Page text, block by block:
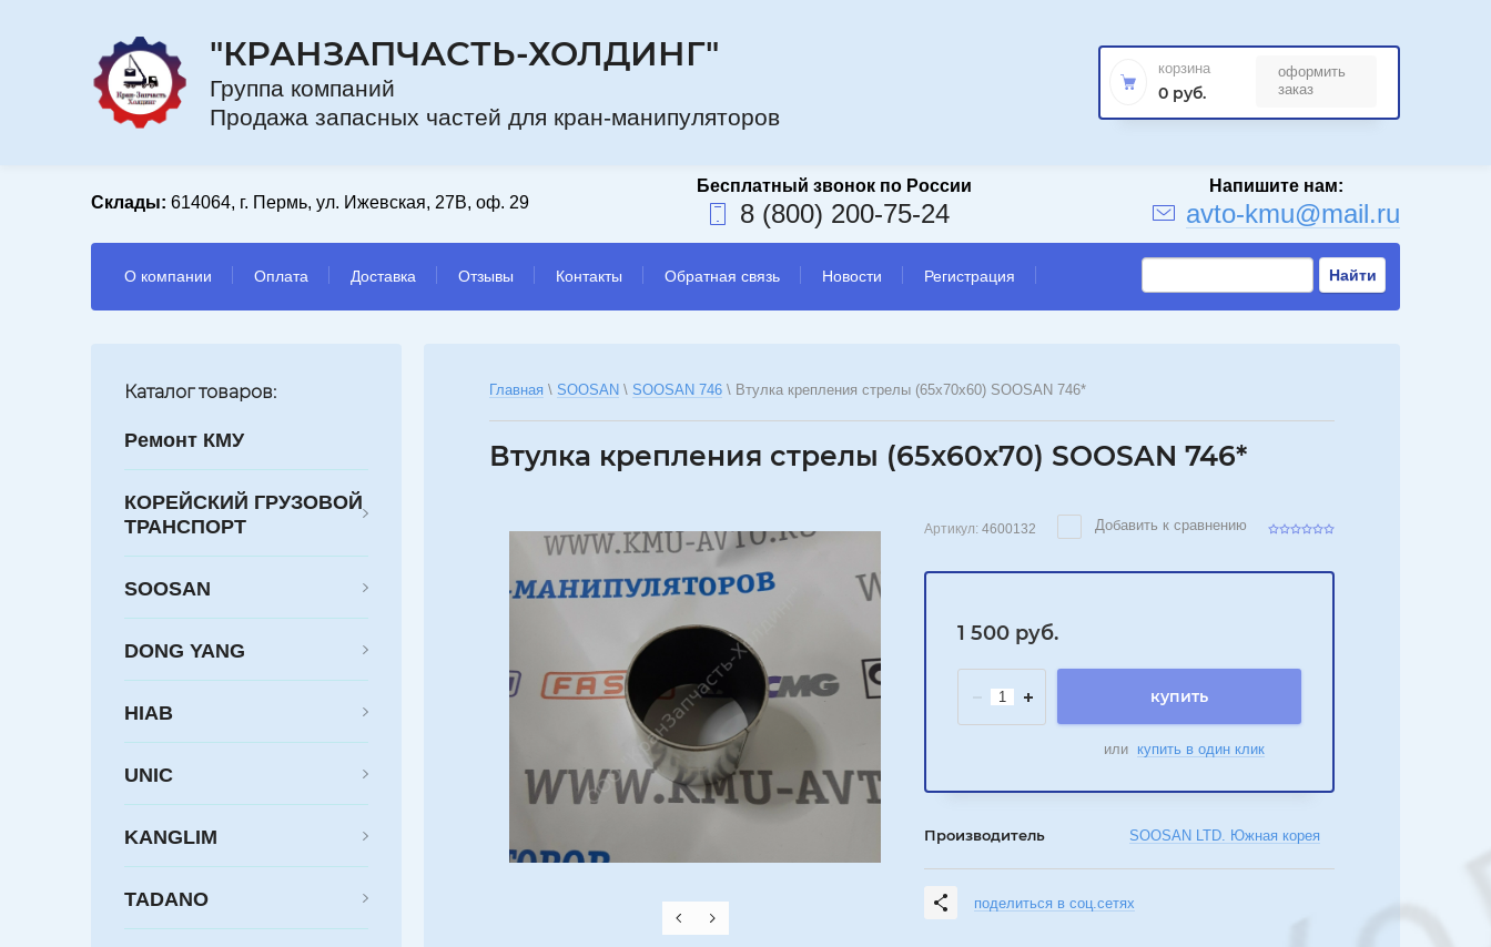
"КРАНЗАПЧАСТЬ-ХОЛДИНГ"
Группа компаний
Продажа запасных частей для кран-манипуляторов
корзина
0 руб.
оформить
заказ
Склады: 614064, г. Пермь, ул. Ижевская, 27В, оф. 29 8 (800) 200-75-24 avto-kmu@mail.ru
Найти
О компании Оплата Доставка Отзывы Контакты Обратная связь Новости Регистрация
Каталог товаров:
Ремонт КМУ
КОРЕЙСКИЙ ГРУЗОВОЙ
ТРАНСПОРТ
SOOSAN
DONG YANG
HIAB
UNIC
KANGLIM
TADANO
Главная \ SOOSAN \ SOOSAN 746 \ Втулка крепления стрелы (65x70x60) SOOSAN 746*
Втулка крепления стрелы (65x60x70) SOOSAN 746*
Добавить к сравнению
Артикул: 4600132
1 500 руб.
купить
или купить в один клик
Производитель SOOSAN LTD. Южная корея
поделиться в соц.сетях